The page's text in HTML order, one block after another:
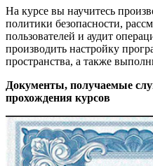
На курсе вы научитесь
политики безопасности,
пользователей и аудит
производить настройку
пространства, а также
Документы, получаемые
прохождения курсов